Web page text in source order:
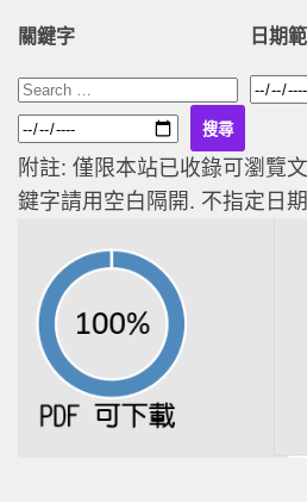
關鍵字 日期
附註: 僅限本站已收錄可瀏覽
鍵字請用空白隔開. 不指定日